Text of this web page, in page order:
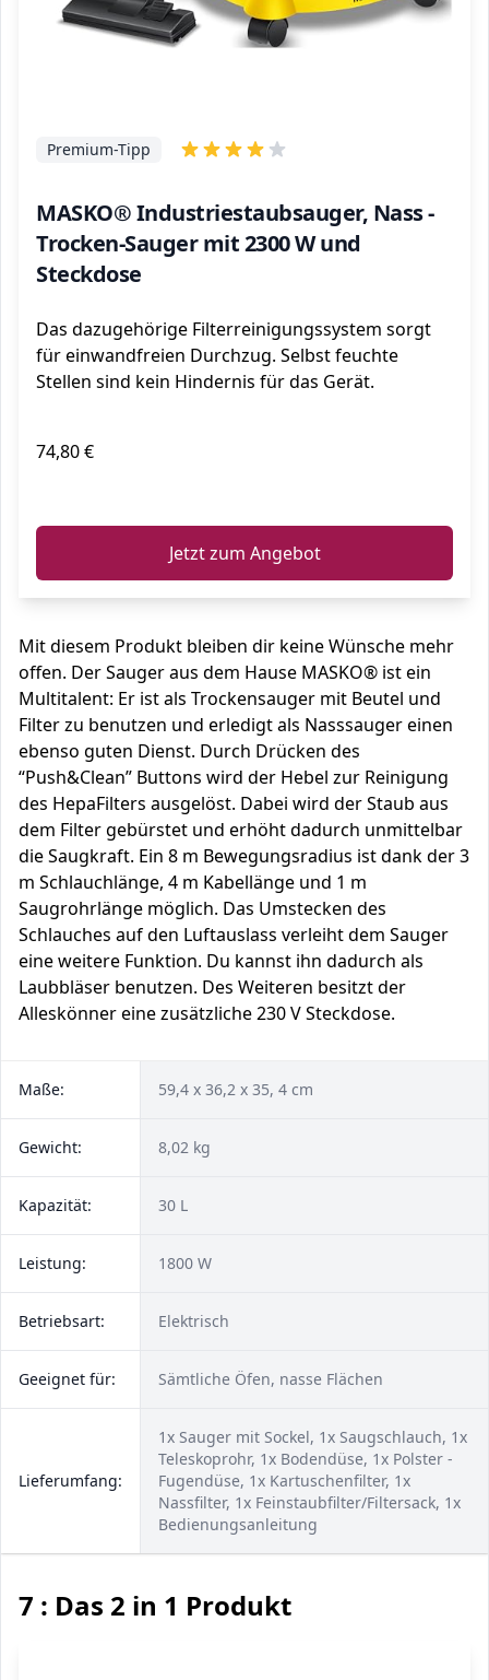
MASKO® Industriestaubsauger, Nass -
Trocken-Sauger mit 2300 W und
Steckdose
Premium-Tipp
Das dazugehörige Filterreinigungssystem sorgt
für einwandfreien Durchzug. Selbst feuchte
Stellen sind kein Hindernis für das Gerät.
74,80 €
Jetzt zum Angebot
Mit diesem Produkt bleiben dir keine Wünsche mehr
offen. Der Sauger aus dem Hause MASKO® ist ein
Multitalent: Er ist als Trockensauger mit Beutel und
Filter zu benutzen und erledigt als Nasssauger einen
ebenso guten Dienst. Durch Drücken des
“Push&Clean” Buttons wird der Hebel zur Reinigung
des HepaFilters ausgelöst. Dabei wird der Staub aus
dem Filter gebürstet und erhöht dadurch unmittelbar
die Saugkraft. Ein 8 m Bewegungsradius ist dank der 3
m Schlauchlänge, 4 m Kabellänge und 1 m
Saugrohrlänge möglich. Das Umstecken des
Schlauches auf den Luftauslass verleiht dem Sauger
eine weitere Funktion. Du kannst ihn dadurch als
Laubbläser benutzen. Des Weiteren besitzt der
Alleskönner eine zusätzliche 230 V Steckdose.
Maße: 59,4 x 36,2 x 35, 4 cm
Gewicht: 8,02 kg
Kapazität: 30 L
Leistung: 1800 W
Betriebsart: Elektrisch
Geeignet für: Sämtliche Öfen, nasse Flächen
Lieferumfang:
1x Sauger mit Sockel, 1x Saugschlauch, 1x
Teleskoprohr, 1x Bodendüse, 1x Polster -
Fugendüse, 1x Kartuschenfilter, 1x
Nassfilter, 1x Feinstaubfilter/Filtersack, 1x
Bedienungsanleitung
7 : Das 2 in 1 Produkt